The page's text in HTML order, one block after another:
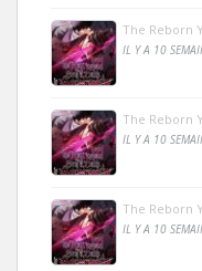
The Reborn
IL Y A 10
The Reborn
IL Y A 10
The Reborn
IL Y A 10